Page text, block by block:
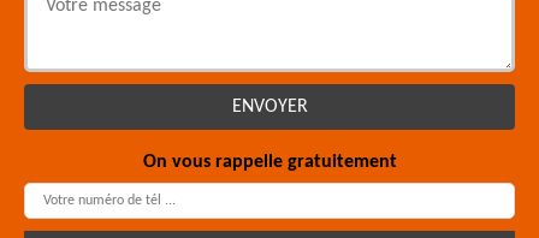
On vous rappelle gratuitement